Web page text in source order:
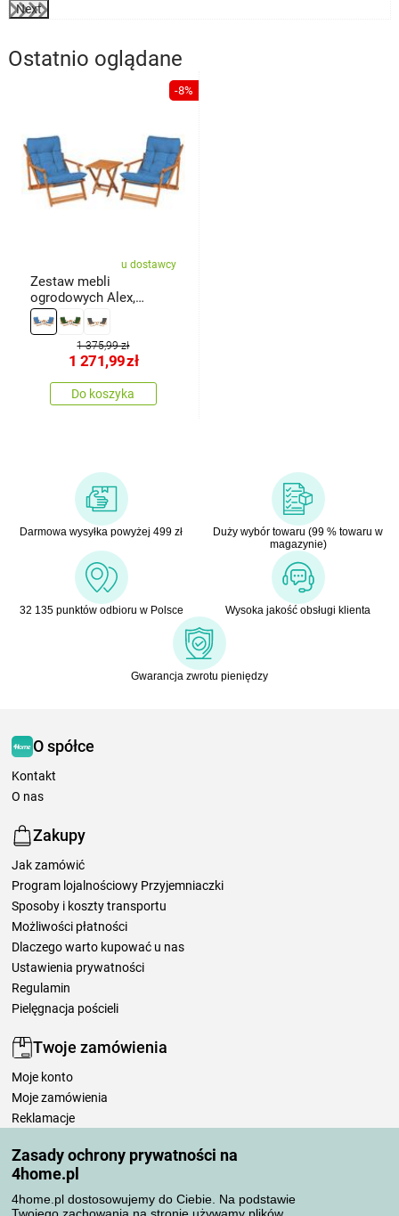
Zasady ochrony prywatności na
4home.pl
4home.pl dostosowujemy do Ciebie. Na podstawie
Next
Ostatnio oglądane
-8%
u dostawcy
Zestaw mebli
ogrodowych Alex,
niebieski
1 375,99 zł
1 271,99zł
Do koszyka
Darmowa wysyłka powyżej 499 zł
Duży wybór towaru (99 % towaru w
magazynie)
32 135 punktów odbioru w Polsce Wysoka jakość obsługi klienta
Gwarancja zwrotu pieniędzy
O spółce
Kontakt
O nas
Zakupy
Jak zamówić
Program lojalnościowy Przyjemniaczki
Sposoby i koszty transportu
Możliwości płatności
Dlaczego warto kupować u nas
Ustawienia prywatności
Regulamin
Pielęgnacja pościeli
Twoje zamówienia
Moje konto
Moje zamówienia
Reklamacje
Zasady przetwarzania recenzji
Sposoby transportu